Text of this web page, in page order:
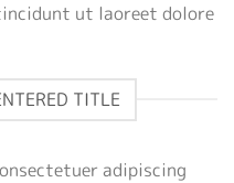
ut laoreet dolore
TITLE
adipiscing